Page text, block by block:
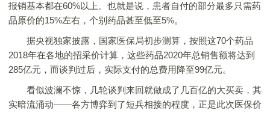
报销基本都在60%以上。也就是说，患者自付的部分最多只需药
品原价的15%左右，个别药品甚至低至5%。
据央视独家披露，国家医保局初步测算，按照这70个药品
2018年在各地的招采价计算，这些药品2020年总销售额将达到
285亿元，而谈判过后，实际支付的总费用降至99亿元。
看似波澜不惊，几轮谈判来回就做成了几百亿的大买卖，其
实暗流涌动——各方博弈到了短兵相接的程度，正是此次医保价